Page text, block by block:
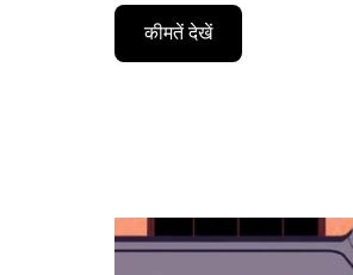
Press
down
calendar
and
select
कीमतें देखें